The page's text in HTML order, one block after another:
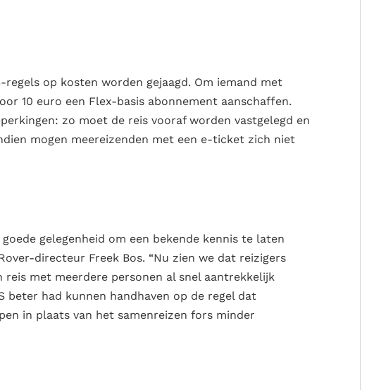
op kosten worden gejaagd. Om iemand met
10 euro een Flex-basis abonnement aanschaffen.
zo moet de reis vooraf worden vastgelegd en
mogen meereizenden met een e-ticket zich niet
gelegenheid om een bekende kennis te laten
directeur Freek Bos. “Nu zien we dat reizigers
met meerdere personen al snel aantrekkelijk
beter had kunnen handhaven op de regel dat
in plaats van het samenreizen fors minder